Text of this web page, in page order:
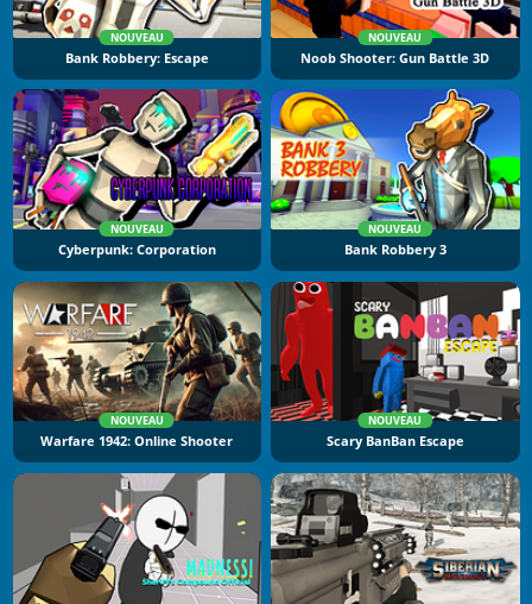
NOUVEAU
Bank Robbery: Escape
NOUVEAU
Noob Shooter: Gun Battle 3D
NOUVEAU
Cyberpunk: Corporation
NOUVEAU
Bank Robbery 3
NOUVEAU
Warfare 1942: Online Shooter
NOUVEAU
Scary BanBan Escape